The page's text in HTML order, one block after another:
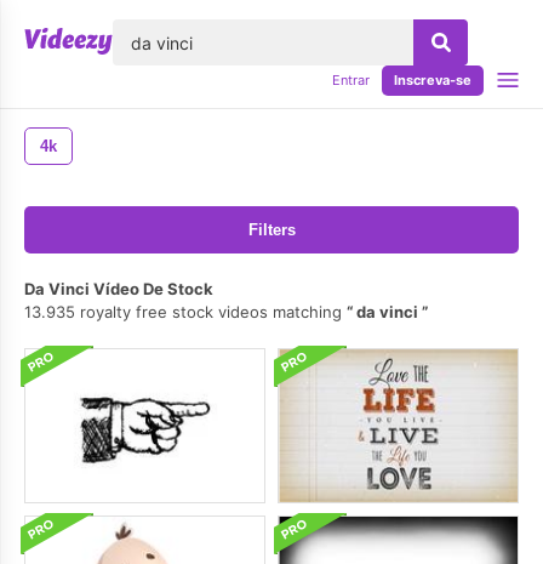
Entrar Inscreva-se
4k
Filters
Da Vinci Vídeo De Stock
13.935 royalty free stock videos matching
da vinci